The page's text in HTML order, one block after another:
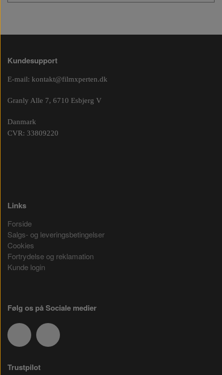
Kundesupport
E-mail: kontakt@filmxperten.dk
Granly Alle 7, 6710 Esbjerg V
Danmark
CVR: 33809220
Links
Forside
Salgs- og leveringsbetingelser
Cookies
Fortrydelse og reklamation
Kunde login
Følg os på Sociale medier
Trustpilot